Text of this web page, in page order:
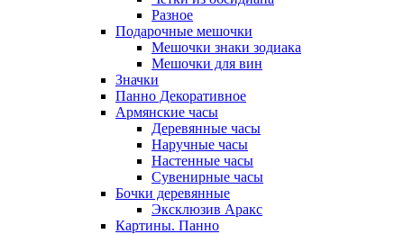
Разное
Подарочные мешочки
Мешочки знаки зодиака
Мешочки для вин
Значки
Панно Декоративное
Армянские часы
Деревянные часы
Наручные часы
Настенные часы
Сувенирные часы
Бочки деревянные
Эксклюзив Аракс
Картины. Панно